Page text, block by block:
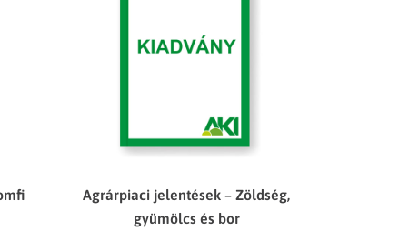
Agrárpiaci jelentések – Zöldség,
gyümölcs és bor